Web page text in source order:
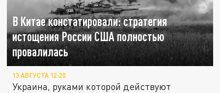
В Китае констатировали: стратегия
истощения России США полностью
провалилась
13 АВГУСТА 12:20
Украина, руками которой действуют